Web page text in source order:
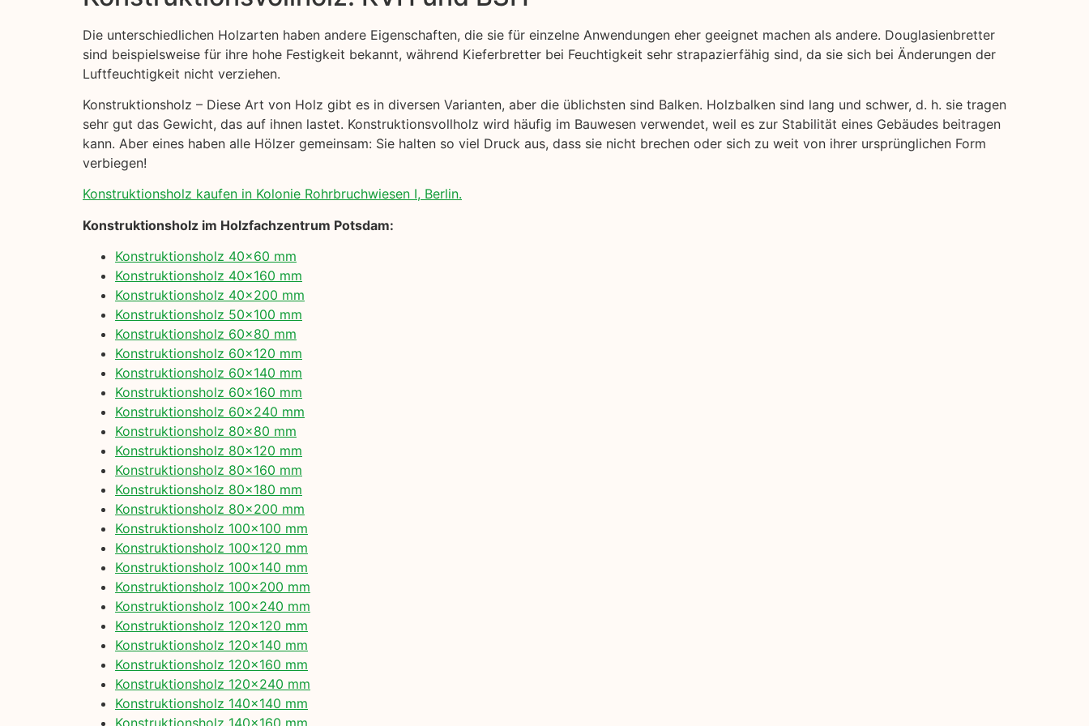
Die unterschiedlichen Holzarten haben andere Eigenschaften, die sie für einzelne Anwendungen eher geeignet machen als andere. Douglasienbretter
sind beispielsweise für ihre hohe Festigkeit bekannt, während Kieferbretter bei Feuchtigkeit sehr strapazierfähig sind, da sie sich bei Änderungen der
Luftfeuchtigkeit nicht verziehen.
Konstruktionsholz – Diese Art von Holz gibt es in diversen Varianten, aber die üblichsten sind Balken. Holzbalken sind lang und schwer, d. h. sie tragen
sehr gut das Gewicht, das auf ihnen lastet. Konstruktionsvollholz wird häufig im Bauwesen verwendet, weil es zur Stabilität eines Gebäudes beitragen
kann. Aber eines haben alle Hölzer gemeinsam: Sie halten so viel Druck aus, dass sie nicht brechen oder sich zu weit von ihrer ursprünglichen Form
verbiegen!
Konstruktionsholz kaufen in Kolonie Rohrbruchwiesen I, Berlin.
Konstruktionsholz im Holzfachzentrum Potsdam:
Konstruktionsholz 40×60 mm
Konstruktionsholz 40×160 mm
Konstruktionsholz 40×200 mm
Konstruktionsholz 50×100 mm
Konstruktionsholz 60×80 mm
Konstruktionsholz 60×120 mm
Konstruktionsholz 60×140 mm
Konstruktionsholz 60×160 mm
Konstruktionsholz 60×240 mm
Konstruktionsholz 80×80 mm
Konstruktionsholz 80×120 mm
Konstruktionsholz 80×160 mm
Konstruktionsholz 80×180 mm
Konstruktionsholz 80×200 mm
Konstruktionsholz 100×100 mm
Konstruktionsholz 100×120 mm
Konstruktionsholz 100×140 mm
Konstruktionsholz 100×200 mm
Konstruktionsholz 100×240 mm
Konstruktionsholz 120×120 mm
Konstruktionsholz 120×140 mm
Konstruktionsholz 120×160 mm
Konstruktionsholz 120×240 mm
Konstruktionsholz 140×140 mm